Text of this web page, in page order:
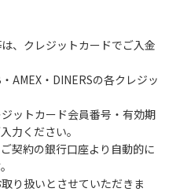
による焚き火、キャンプフ
トサウナの設置
川は、上流で雨が降ると短
と大変危険な状態になりや
される事故が数件起きてい
、クレジットカードでご入金
AMEX・DINERSの各クレジッ
ットカード会員番号・有効期
力ください。
契約の銀行口座より自動的に
り扱いとさせていただきま